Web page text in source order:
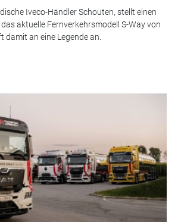
Iveco-Händler Schouten, stellt einen
aktuelle Fernverkehrsmodell S-Way von
damit an eine Legende an.